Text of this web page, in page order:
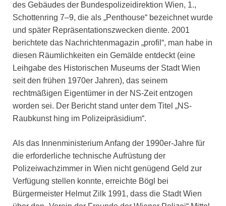
des Gebäudes der Bundespolizeidirektion Wien, 1.,
Schottenring 7–9, die als „Penthouse“ bezeichnet wurde
und später Repräsentationszwecken diente. 2001
berichtete das Nachrichtenmagazin „profil“, man habe in
diesen Räumlichkeiten ein Gemälde entdeckt (eine
Leihgabe des Historischen Museums der Stadt Wien
seit den frühen 1970er Jahren), das seinem
rechtmäßigen Eigentümer in der NS-Zeit entzogen
worden sei. Der Bericht stand unter dem Titel „NS-
Raubkunst hing im Polizeipräsidium“.
Als das Innenministerium Anfang der 1990er-Jahre für
die erforderliche technische Aufrüstung der
Polizeiwachzimmer in Wien nicht genügend Geld zur
Verfügung stellen konnte, erreichte Bögl bei
Bürgermeister Helmut Zilk 1991, dass die Stadt Wien